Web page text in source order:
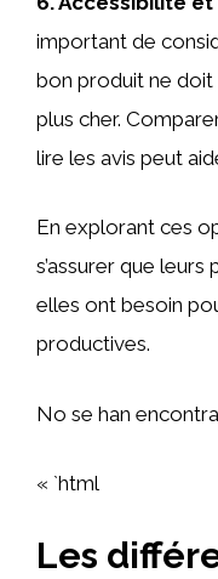
important de
bon produit ne doit
plus cher.
lire les avis peut
En explorant ces
s’assurer que
elles ont besoin
productives.
No se han
« `html
Les